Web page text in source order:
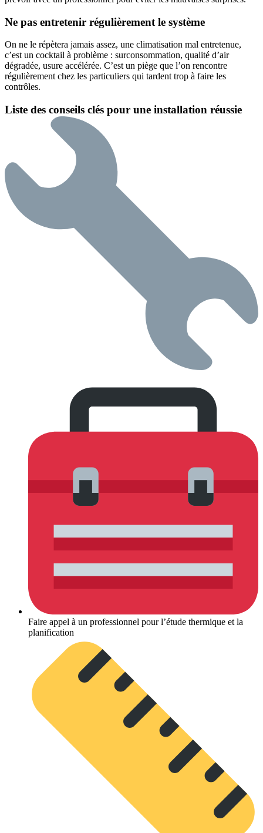
Ne pas entretenir régulièrement le système
On ne le répètera jamais assez, une climatisation mal entretenue,
c’est un cocktail à problème : surconsommation, qualité d’air
dégradée, usure accélérée. C’est un piège que l’on rencontre
régulièrement chez les particuliers qui tardent trop à faire les
contrôles.
Liste des conseils clés pour une installation réussie
Faire appel à un professionnel pour l’étude thermique et la
planification